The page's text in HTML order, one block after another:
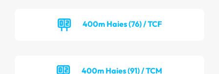
400m Haies (76) / TCF
400m Haies (91) / TCM